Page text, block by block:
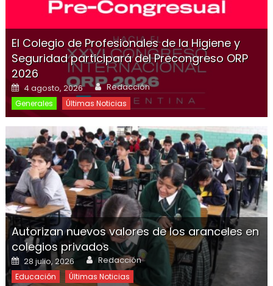
El Colegio de Profesionales de la Higiene y
Seguridad participará del Precongreso ORP
2026
4 agosto, 2026 Redacción
Generales Últimas Noticias
Autorizan nuevos valores de los aranceles en
colegios privados
28 julio, 2026 Redacción
Educación Últimas Noticias